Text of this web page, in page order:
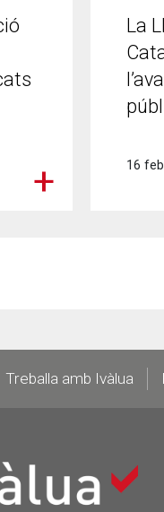
La
16
Treballa amb Ivàlua